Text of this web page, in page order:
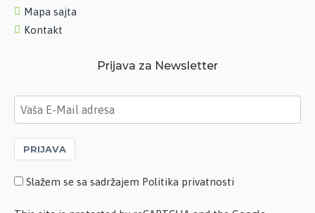
Mapa sajta
Kontakt
Prijava za Newsletter
PRIJAVA
Slažem se sa sadržajem Politika privatnosti